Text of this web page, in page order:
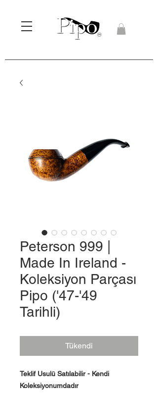
Peterson 999 |
Made In Ireland -
Koleksiyon Parçası
Pipo ('47-'49
Tarihli)
Tükendi
Teklif Usulü Satılabilir - Kendi
Koleksiyonumdadır